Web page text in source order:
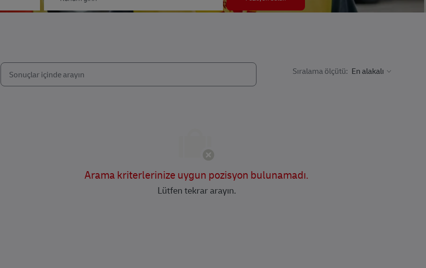
the results are updated
Aşağıdaki listeden arayın Sıralama ölçütü:
Arama kriterlerinize uygun pozisyon bulunamadı.
Lütfen tekrar arayın.